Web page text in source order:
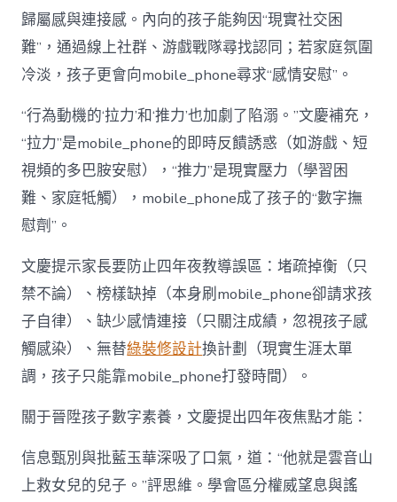
歸屬感與連接感。內向的孩子能夠因“現實社交困
難”，通過線上社群、游戲戰隊尋找認同；若家庭氛圍
冷淡，孩子更會向mobile_phone尋求“感情安慰”。
“行為動機的‘拉力’和‘推力’也加劇了陷溺。”文慶補充，
“拉力”是mobile_phone的即時反饋誘惑（如游戲、短
視頻的多巴胺安慰），“推力”是現實壓力（學習困
難、家庭牴觸），mobile_phone成了孩子的“數字撫
慰劑”。
文慶提示家長要防止四年夜教導誤區：堵疏掉衡（只
禁不論）、榜樣缺掉（本身刷mobile_phone卻請求孩
子自律）、缺少感情連接（只關注成績，忽視孩子感
觸感染）、無替綠裝修設計換計劃（現實生涯太單
調，孩子只能靠mobile_phone打發時間）。
關于晉陞孩子數字素養，文慶提出四年夜焦點才能：
信息甄別與批藍玉華深吸了口氣，道：“他就是雲音山
上救女兒的兒子。”評思維。學會區分權威望息與謠